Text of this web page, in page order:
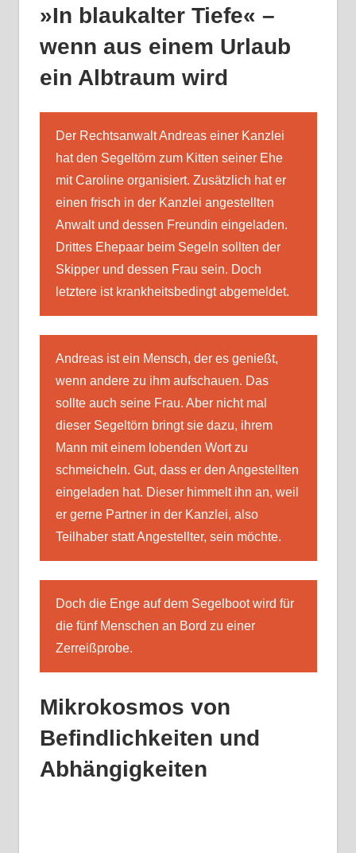
»In blaukalter Tiefe« –
wenn aus einem Urlaub
ein Albtraum wird
Der Rechtsanwalt Andreas einer Kanzlei
hat den Segeltörn zum Kitten seiner Ehe
mit Caroline organisiert. Zusätzlich hat er
einen frisch in der Kanzlei angestellten
Anwalt und dessen Freundin eingeladen.
Drittes Ehepaar beim Segeln sollten der
Skipper und dessen Frau sein. Doch
letztere ist krankheitsbedingt abgemeldet.
Andreas ist ein Mensch, der es genießt,
wenn andere zu ihm aufschauen. Das
sollte auch seine Frau. Aber nicht mal
dieser Segeltörn bringt sie dazu, ihrem
Mann mit einem lobenden Wort zu
schmeicheln. Gut, dass er den Angestellten
eingeladen hat. Dieser himmelt ihn an, weil
er gerne Partner in der Kanzlei, also
Teilhaber statt Angestellter, sein möchte.
Doch die Enge auf dem Segelboot wird für
die fünf Menschen an Bord zu einer
Zerreißprobe.
Mikrokosmos von
Befindlichkeiten und
Abhängigkeiten